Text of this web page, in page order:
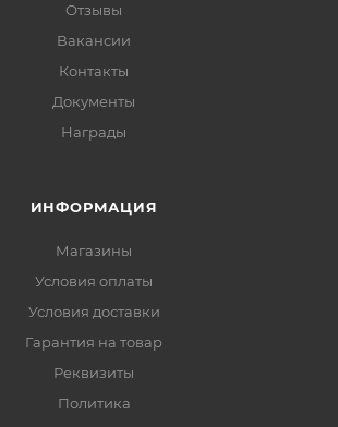
Отзывы
Вакансии
Контакты
Документы
Награды
ИНФОРМАЦИЯ
Магазины
Условия оплаты
Условия доставки
Гарантия на товар
Реквизиты
Политика